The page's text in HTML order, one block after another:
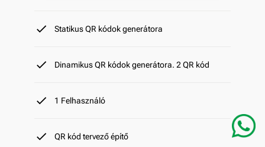
done Statikus QR kódok generátora
done Dinamikus QR kódok generátora. 2 QR kód
done 1 Felhasználó
done QR kód tervező építő